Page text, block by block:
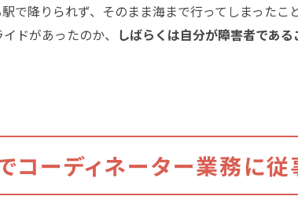
で降りられず、そのまま海まで行ってしまったこ
ドがあったのか、 しばらくは自分が障害者である
コーディネーター業務に従